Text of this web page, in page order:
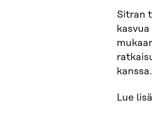
Sitran
kanssa.
Lue